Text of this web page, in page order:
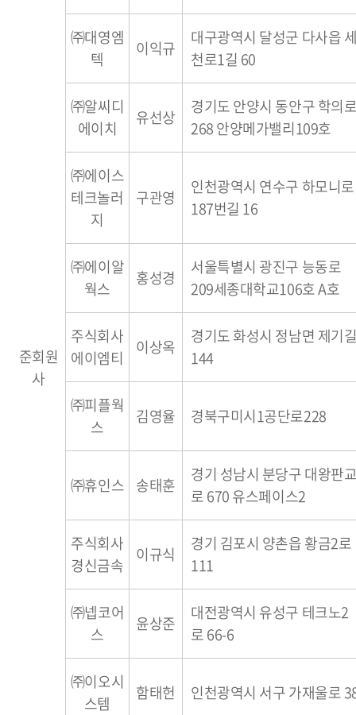
준회원
사
㈜대영엠
텍
이익규
대구광역시 달성군 다사읍
천로1길 60
㈜알씨디
에이치
유선상
경기도 안양시 동안구 학의
268 안양메가밸리109호
㈜에이스
테크놀러
지
구관영
인천광역시 연수구 하모니로
187번길 16
㈜에이알
웍스
홍성경
서울특별시 광진구 능동로
209세종대학교106호 A호
주식회사
에이엠티
이상옥
경기도 화성시 정남면 제기
144
㈜피플웍
스
김영율 경북구미시1공단로228
㈜휴인스 송태훈
경기 성남시 분당구 대왕판
로 670 유스페이스2
주식회사
경신금속
이규식
경기 김포시 양촌읍 황금2로
111
㈜넵코어
스
윤상준
대전광역시 유성구 테크노2
로 66-6
㈜이오시
스템
함태헌 인천광역시 서구 가재울로